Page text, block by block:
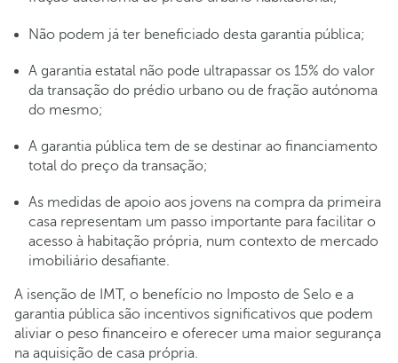
Não podem já ter beneficiado desta garantia pública;
A garantia estatal não pode ultrapassar os 15% do valor
da transação do prédio urbano ou de fração autónoma
do mesmo;
A garantia pública tem de se destinar ao financiamento
total do preço da transação;
As medidas de apoio aos jovens na compra da primeira
casa representam um passo importante para facilitar o
acesso à habitação própria, num contexto de mercado
imobiliário desafiante.
A isenção de IMT, o benefício no Imposto de Selo e a
garantia pública são incentivos significativos que podem
aliviar o peso financeiro e oferecer uma maior segurança
na aquisição de casa própria.